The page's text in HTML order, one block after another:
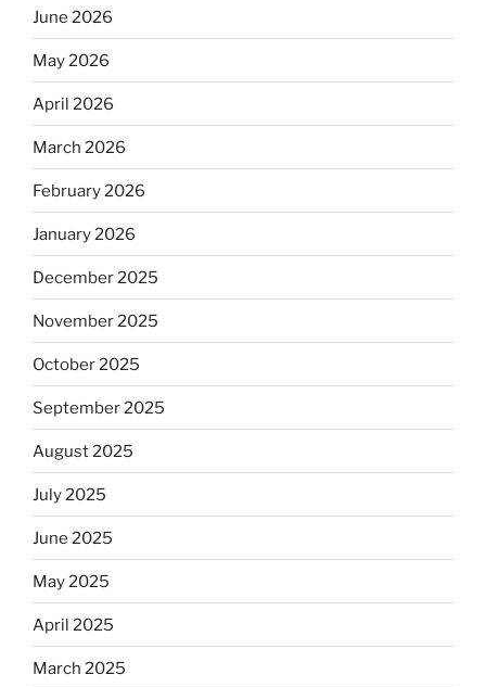
June 2026
May 2026
April 2026
March 2026
February 2026
January 2026
December 2025
November 2025
October 2025
September 2025
August 2025
July 2025
June 2025
May 2025
April 2025
March 2025